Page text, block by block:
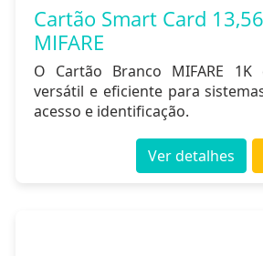
Cartão Smart Card
MIFARE
O Cartão Branco MIFARE
versátil e eficiente para
acesso e identificação.
Ver detalhes